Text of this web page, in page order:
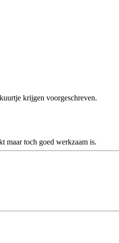
krijgen voorgeschreven.
maar toch goed werkzaam is.